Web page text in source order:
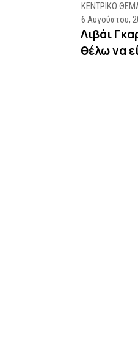
ΚΕΝΤΡΙΚΟ
6 Αυγούστου,
Λιβάι
θέλω να